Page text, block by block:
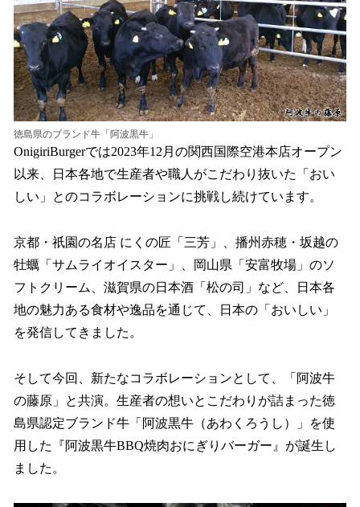
徳島県のブランド牛「阿波黒牛」
OnigiriBurgerでは2023年12月の関西国際空港本店オープン
以来、日本各地で生産者や職人がこだわり抜いた「おい
しい」とのコラボレーションに挑戦し続けています。
京都・祇園の名店 にくの匠「三芳」、播州赤穂・坂越の
牡蠣「サムライオイスター」、岡山県「安富牧場」のソ
フトクリーム、滋賀県の日本酒「松の司」など、日本各
地の魅力ある食材や逸品を通じて、日本の「おいしい」
を発信してきました。
そして今回、新たなコラボレーションとして、「阿波牛
の藤原」と共演。生産者の想いとこだわりが詰まった徳
島県認定ブランド牛「阿波黒牛（あわくろうし）」を使
用した『阿波黒牛BBQ焼肉おにぎりバーガー』が誕生し
ました。